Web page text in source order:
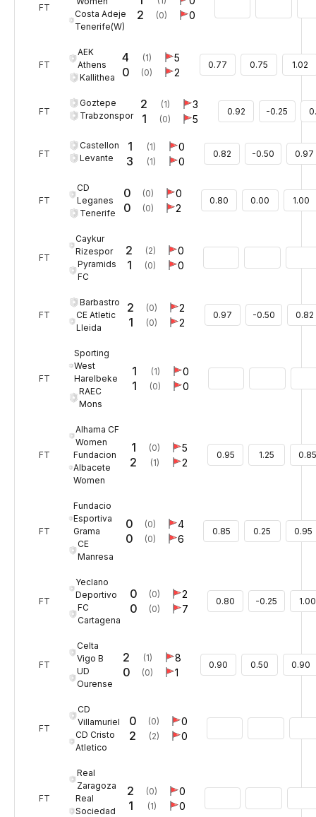
FT
Costa Adeje
Tenerife(W)
2
(0)
0
FT
AEK
Athens
Kallithea
4
0
(1)
(0)
5
2
0.77 0.75 1.02
FT
Goztepe
Trabzonspor
2
1
(1)
(0)
3
5
0.92 -0.25
FT
Castellon
Levante
1
3
(1)
(1)
0
0
0.82 -0.50 0.97
FT
CD
Leganes
Tenerife
0
0
(0)
(0)
0
2
0.80 0.00 1.00
FT
Caykur
Rizespor
Pyramids
FC
2
1
(2)
(0)
0
0
FT
Barbastro
CE Atletic
Lleida
2
1
(0)
(0)
2
2
0.97 -0.50 0.82
FT
Sporting
West
Harelbeke
RAEC
Mons
1
1
(1)
(0)
0
0
FT
Alhama CF
Women
Fundacion
Albacete
Women
1
2
(0)
(1)
5
2
0.95 1.25
FT
Fundacio
Esportiva
Grama
CE
Manresa
0
0
(0)
(0)
4
6
0.85 0.25 0.95
FT
Yeclano
Deportivo
FC
Cartagena
0
0
(0)
(0)
2
7
0.80 -0.25 1.00
FT
Celta
Vigo B
UD
Ourense
2
0
(1)
(0)
8
1
0.90 0.50 0.90
FT
CD
Villamuriel
CD Cristo
Atletico
0
2
(0)
(2)
0
0
FT
Real
Zaragoza
Real
Sociedad
2
1
(0)
(1)
0
0